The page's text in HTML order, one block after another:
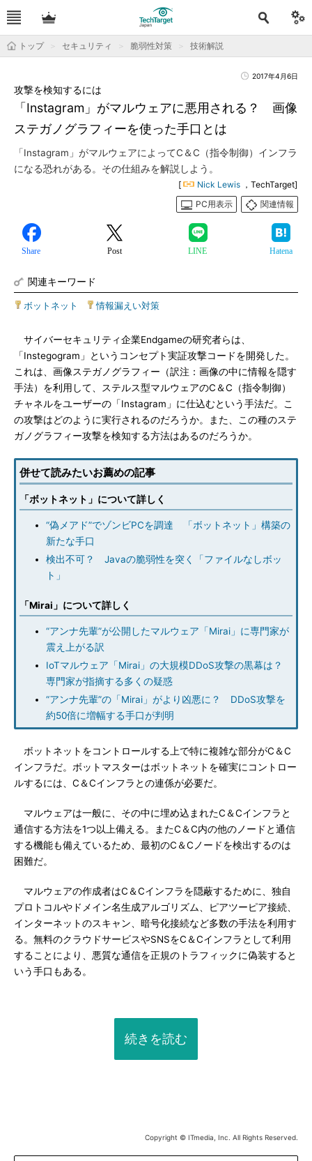
トップ セキュリティ 脆弱性対策 技術解説
2017年4月6日
「Instagram」がマルウェアに悪用される？ 画像
ステガノグラフィーを使った手口とは
攻撃を検知するには
「Instagram」がマルウェアによってC＆C（指令制御）インフラ
になる恐れがある。その仕組みを解説しよう。
[ Nick Lewis ，TechTarget]
PC用表示
関連情報
Share Post LINE Hatena
関連キーワード
ボットネット 情報漏えい対策
サイバーセキュリティ企業Endgameの研究者らは、
「Instegogram」というコンセプト実証攻撃コードを開発した。
これは、画像ステガノグラフィー（訳注：画像の中に情報を隠す
手法）を利用して、ステルス型マルウェアのC＆C（指令制御）
チャネルをユーザーの「Instagram」に仕込むという手法だ。こ
の攻撃はどのように実行されるのだろうか。また、この種のステ
ガノグラフィー攻撃を検知する方法はあるのだろうか。
併せて読みたいお薦めの記事
「ボットネット」について詳しく
“偽メアド”でゾンビPCを調達 「ボットネット」構築の
新たな手口
検出不可？ Javaの脆弱性を突く「ファイルなしボッ
ト」
「Mirai」について詳しく
“アンナ先輩”が公開したマルウェア「Mirai」に専門家が
震え上がる訳
IoTマルウェア「Mirai」の大規模DDoS攻撃の黒幕は？
専門家が指摘する多くの疑惑
“アンナ先輩”の「Mirai」がより凶悪に？ DDoS攻撃を
約50倍に増幅する手口が判明
ボットネットをコントロールする上で特に複雑な部分がC＆C
インフラだ。ボットマスターはボットネットを確実にコントロー
ルするには、C＆Cインフラとの連係が必要だ。
マルウェアは一般に、その中に埋め込まれたC＆Cインフラと
通信する方法を1つ以上備える。またC＆C内の他のノードと通信
する機能も備えているため、最初のC＆Cノードを検出するのは
困難だ。
マルウェアの作成者はC＆Cインフラを隠蔽するために、独自
プロトコルやドメイン名生成アルゴリズム、ピアツーピア接続、
インターネットのスキャン、暗号化接続など多数の手法を利用す
る。無料のクラウドサービスやSNSをC＆Cインフラとして利用
することにより、悪質な通信を正規のトラフィックに偽装すると
いう手口もある。
続きを読む
Copyright © ITmedia, Inc. All Rights Reserved.